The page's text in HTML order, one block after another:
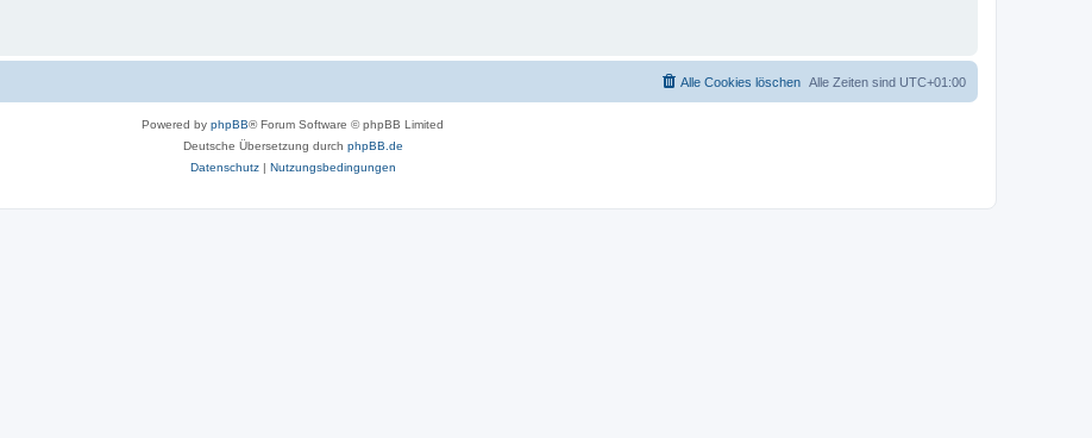
Alle Zeiten sind UTC+01:00
Alle Cookies löschen
Powered by phpBB® Forum Software © phpBB Limited
Deutsche Übersetzung durch phpBB.de
Datenschutz| Nutzungsbedingungen